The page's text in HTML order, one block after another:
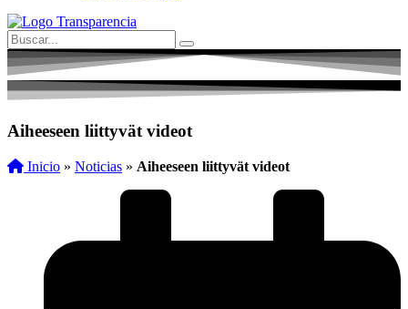
Aiheeseen liittyvät videot
Inicio » Noticias » Aiheeseen liittyvät videot